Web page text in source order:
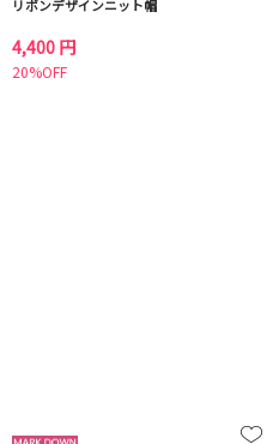
リボンデザインニット帽
4,400 円
20%OFF